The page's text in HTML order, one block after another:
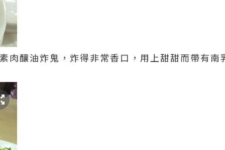
肉釀油炸鬼，炸得非常香口，用上甜甜而帶有南